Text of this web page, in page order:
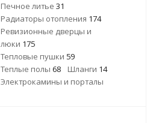
Печное литье 31
Радиаторы отопления 174
Ревизионные дверцы и
люки 175
Тепловые пушки 59
Теплые полы 68 Шланги 14
Электрокамины и порталы